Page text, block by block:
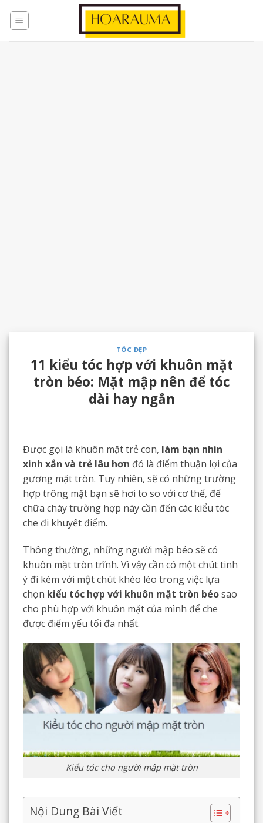
TÓC ĐẸP
11 kiểu tóc hợp với khuôn mặt
tròn béo: Mặt mập nên để tóc
dài hay ngắn
Được gọi là khuôn mặt trẻ con, làm bạn nhìn
xinh xắn và trẻ lâu hơn đó là điểm thuận lợi của
gương mặt tròn. Tuy nhiên, sẽ có những trường
hợp trông mặt bạn sẽ hơi to so với cơ thể, để
chữa cháy trường hợp này cần đến các kiểu tóc
che đi khuyết điểm.
Thông thường, những người mập béo sẽ có
khuôn mặt tròn trĩnh. Vì vậy cần có một chút tinh
ý đi kèm với một chút khéo léo trong việc lựa
chọn kiểu tóc hợp với khuôn mặt tròn béosao
cho phù hợp với khuôn mặt của mình để che
được điểm yếu tối đa nhất.
Kiểu tóc cho người mập mặt tròn
Nội Dung Bài Viết